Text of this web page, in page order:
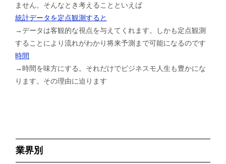
ません。そんなとき考えることといえば
統計データを定点観測すると
→データは客観的な視点を与えてくれます。しかも定点観測
することにより流れがわかり将来予測まで可能になるのです
時間
→時間を味方にする。それだけでビジネスモ人生も豊かにな
ります。その理由に迫ります
業界別